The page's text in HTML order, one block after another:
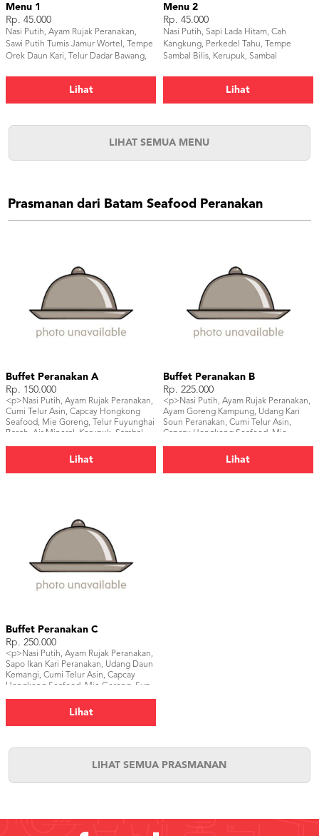
Menu 1
Rp. 45.000
Nasi Putih, Ayam Rujak Peranakan,
Sawi Putih Tumis Jamur Wortel, Tempe
Orek Daun Kari, Telur Dadar Bawang,
Lihat
Menu 2
Rp. 45.000
Nasi Putih, Sapi Lada Hitam, Cah
Kangkung, Perkedel Tahu, Tempe
Sambal Bilis, Kerupuk, Sambal
Lihat
LIHAT SEMUA MENU
Prasmanan dari Batam Seafood Peranakan
Buffet Peranakan A
Rp. 150.000
<p>Nasi Putih, Ayam Rujak Peranakan,
Cumi Telur Asin, Capcay Hongkong
Seafood, Mie Goreng, Telur Fuyunghai
Basah, Air Mineral, Kerupuk, Sambal,
Lihat
Buffet Peranakan B
Rp. 225.000
<p>Nasi Putih, Ayam Rujak Peranakan,
Ayam Goreng Kampung, Udang Kari
Soun Peranakan, Cumi Telur Asin,
Capcay Hongkong Seafood, Mie
Mineral, Kerupuk, Sambal, Buah
Lihat
Buffet Peranakan C
Rp. 250.000
<p>Nasi Putih, Ayam Rujak Peranakan,
Sapo Ikan Kari Peranakan, Udang Daun
Kemangi, Cumi Telur Asin, Capcay
Hongkong Seafood, Mie Goreng, Sup
Basah, Air Mineral, Kerupuk, Sambal,
Buah Potong.</p>
Lihat
LIHAT SEMUA PRASMANAN